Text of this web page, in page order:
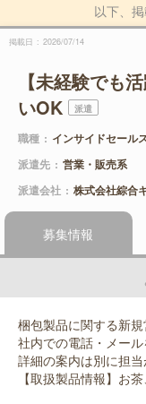
以下、
掲載日 2026/07/14
【未経験でも
いOK
派遣
職種
インサイドセール
派遣先
営業・販売系
派遣会社
株式会社綜合
募集情報
梱包製品に関する新規
社内での電話・メー
詳細の案内は別に担当
【取扱製品情報】お